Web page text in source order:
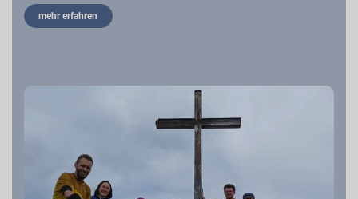
mehr erfahren